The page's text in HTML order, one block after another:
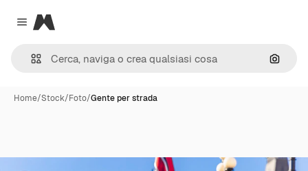
Close menu
Magnific
Cerca
Home/Stock/Foto/Gente per strada